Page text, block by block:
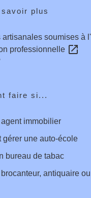
plus
artisanales soumises à
professionnelle open_in_new
faire si...
immobilier
gérer une auto-école
bureau de tabac
antiquaire